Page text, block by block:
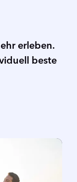
erleben.
beste